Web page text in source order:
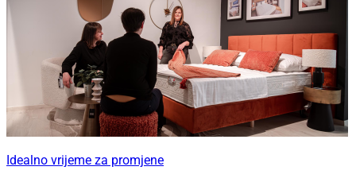
Idealno vrijeme za promjene